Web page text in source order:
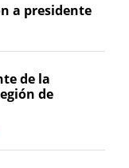
a presidente
de la
de